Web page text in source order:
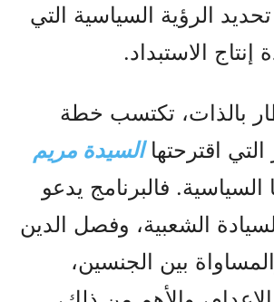
الرؤية السياسية التي
إنتاج الاستبداد.
بالذات، تكتسب خطة
اقترحتهاالسيدة مريم
السياسية. فالبرنامج يدعو
الشعبية، وفصل الدين
بين الجنسين،